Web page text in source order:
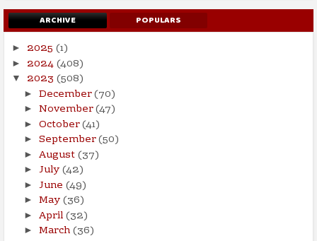
ARCHIVE POPULARS
► 2025 (1)
► 2024(408)
▼ 2023 (508)
► December(70)
► November(47)
► October(41)
► September(50)
► August(37)
► July(42)
► June (49)
► May(36)
► April(32)
► March(36)